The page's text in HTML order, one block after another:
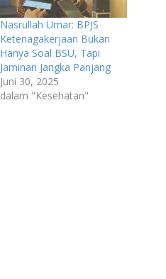
Nasrullah Umar: BPJS
Ketenagakerjaan Bukan
Hanya Soal BSU, Tapi
Jaminan Jangka Panjang
Juni 30, 2025
dalam "Kesehatan"